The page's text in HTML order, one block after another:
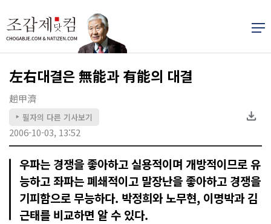
左右대결은 無能과 有能의 대결
趙甲濟
▶ 필자의 다른 기사보기
2006-10-03, 13:52
우파는 경쟁을 좋아하고 실용적이며 개방적이므로 유
능하고 좌파는 폐쇄적이고 말장난을 좋아하고 경쟁을
기피함으로 무능하다. 박정희와 노무현, 이명박과 김
근태를 비교하면 알 수 있다.